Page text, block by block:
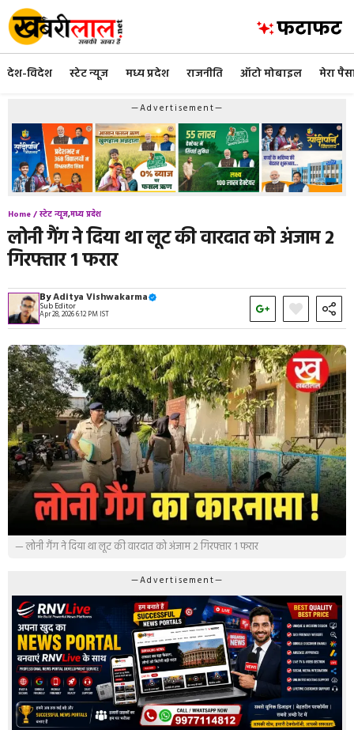
Skip
to
content
देश-विदेश स्टेट न्यूज मध्य प्रदेश राजनीति ऑटो मोबाइल मेरा
—Advertisement—
Home /स्टेट न्यूज,मध्य प्रदेश
लोनी गैंग ने दिया था लूट की वारदात को अंजाम 2
गिरफ्तार 1 फरार
ByAditya Vishwakarma
Sub Editor
Apr 28, 2026 6:12 PM IST
— लोनी गैंग ने दिया था लूट की वारदात को अंजाम 2 गिरफ्तार 1 फरार
—Advertisement—